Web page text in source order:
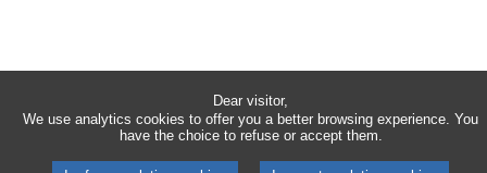
Dear visitor,
We use analytics cookies to offer you a better browsing experience. You
have the choice to refuse or accept them.